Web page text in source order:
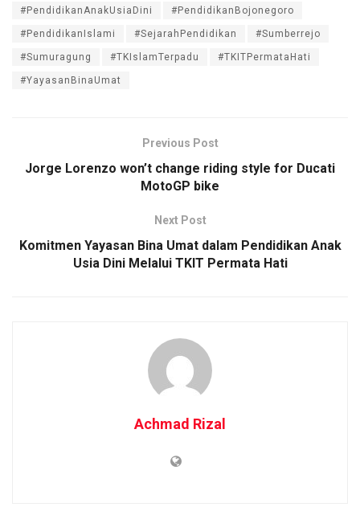
#PendidikanAnakUsiaDini #PendidikanBojonegoro
#PendidikanIslami #SejarahPendidikan #Sumberrejo
#Sumuragung #TKIslamTerpadu #TKITPermataHati
#YayasanBinaUmat
Previous Post
Jorge Lorenzo won’t change riding style for Ducati
MotoGP bike
Next Post
Komitmen Yayasan Bina Umat dalam Pendidikan Anak
Usia Dini Melalui TKIT Permata Hati
Achmad Rizal